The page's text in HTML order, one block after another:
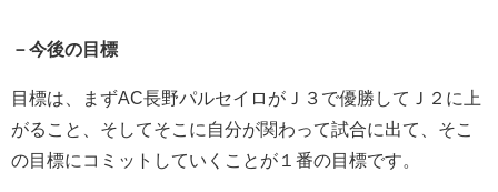
－今後の目標
目標は、まずAC長野パルセイロがＪ３で優勝してＪ２に上
がること、そしてそこに自分が関わって試合に出て、そこ
の目標にコミットしていくことが１番の目標です。